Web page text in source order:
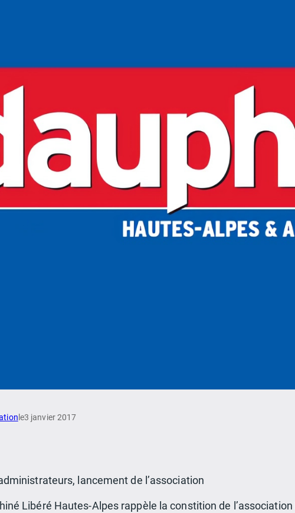
le3 janvier 2017
lancement de l’association
Libéré Hautes-Alpes rappèle la constition de